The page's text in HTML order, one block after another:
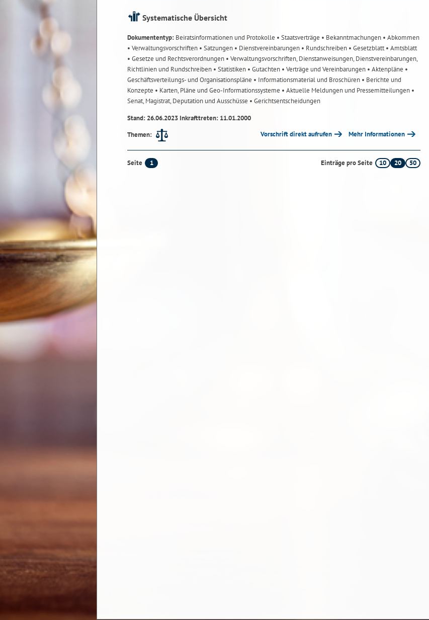
Systematische Übersicht
Dokumententyp: Beiratsinformationen und Protokolle • Staatsverträge • Bekanntmachungen • Abkommen
• Verwaltungsvorschriften • Satzungen • Dienstvereinbarungen • Rundschreiben • Gesetzblatt• Amtsblatt
• Gesetze und Rechtsverordnungen • Verwaltungsvorschriften, Dienstanweisungen, Dienstvereinbarungen,
Richtlinien und Rundschreiben • Statistiken • Gutachten • Verträge und Vereinbarungen • Aktenpläne •
Geschäftsverteilungs- und Organisationspläne • Informationsmaterial und Broschüren • Berichte und
Konzepte • Karten, Pläne und Geo-Informationssysteme • Aktuelle Meldungen und Pressemitteilungen •
Senat, Magistrat, Deputation und Ausschüsse • Gerichtsentscheidungen
Stand: 26.06.2023 Inkrafttreten: 11.01.2000
Themen:
Vorschrift direkt aufrufen Mehr Informationen
Seite 1 Einträge pro Seite 10 20 50